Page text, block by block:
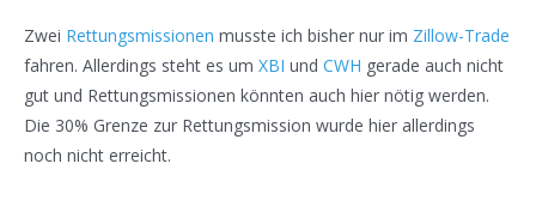
Zwei Rettungsmissionen musste ich bisher nur im Zillow-Trade
fahren. Allerdings steht es um XBI und CWH gerade auch nicht
gut und Rettungsmissionen könnten auch hier nötig werden.
Die 30% Grenze zur Rettungsmission wurde hier allerdings
noch nicht erreicht.